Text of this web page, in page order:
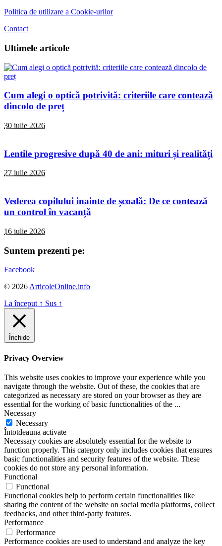
Politica de utilizare a Cookie-urilor
Contact
Ultimele articole
Cum alegi o optică potrivită: criteriile care contează
dincolo de preț
30 iulie 2026
Lentile progresive după 40 de ani: mituri și realități
27 iulie 2026
Vederea copilului inainte de școală: De ce contează
un control în vacanță
16 iulie 2026
Suntem prezenti pe:
Facebook
© 2026 ArticoleOnline.info
La început ↑ Sus ↑
Închide
Privacy Overview
This website uses cookies to improve your experience while you
navigate through the website. Out of these, the cookies that are
categorized as necessary are stored on your browser as they are
essential for the working of basic functionalities of the ...
Necessary
Necessary
Întotdeauna activate
Necessary cookies are absolutely essential for the website to
function properly. This category only includes cookies that ensures
basic functionalities and security features of the website. These
cookies do not store any personal information.
Functional
Functional
Functional cookies help to perform certain functionalities like
sharing the content of the website on social media platforms, collect
feedbacks, and other third-party features.
Performance
Performance
Performance cookies are used to understand and analyze the key